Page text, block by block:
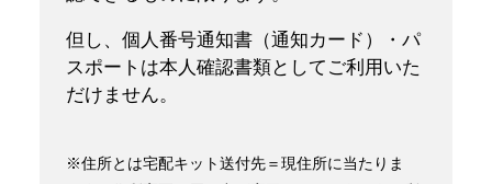
但し、個人番号通知書（通知カード）・パ
スポートは本人確認書類としてご利用いた
だけません。
※住所とは宅配キット送付先＝現住所に当たりま